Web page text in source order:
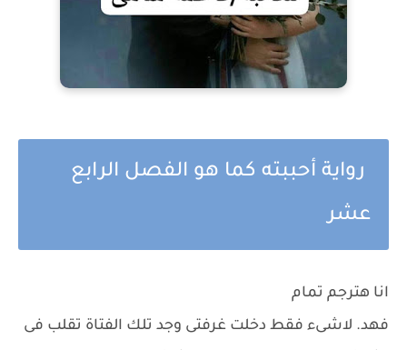
رواية أحببته كما هو الفصل الرابع
عشر
انا هترجم تمام
فهد. لاشىء فقط دخلت غرفتى وجد تلك الفتاة تقلب فى